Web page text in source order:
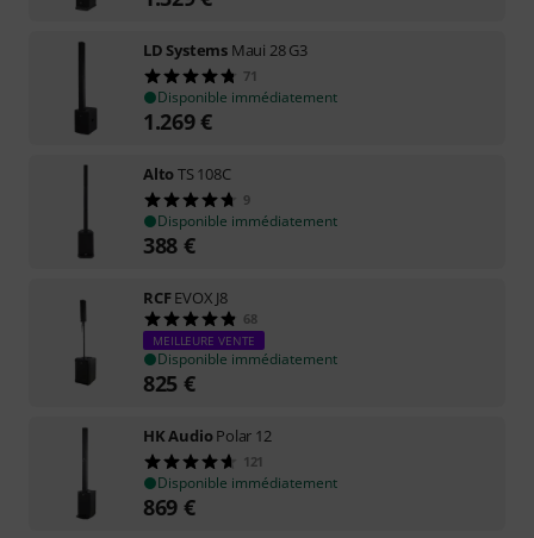
LD Systems Maui 28 G3
71
Disponible immédiatement
1.269€
AltoTS 108C
9
Disponible immédiatement
388 €
RCFEVOX J8
68
MEILLEURE VENTE
Disponible immédiatement
825 €
HK AudioPolar 12
121
Disponible immédiatement
869 €